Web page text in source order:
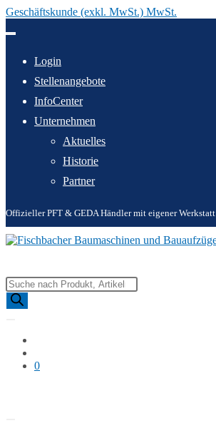
Geschäftskunde (exkl. MwSt.) MwSt.
Inhalt
Login
Stellenangebote
InfoCenter
Unternehmen
Aktuelles
Historie
Partner
Offizieller PFT & GEDA Händler mit eigener Werkstatt
Products
search
0